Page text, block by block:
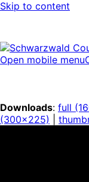
Skip to content
Open mobile menu
Downloads: full
(300x225)